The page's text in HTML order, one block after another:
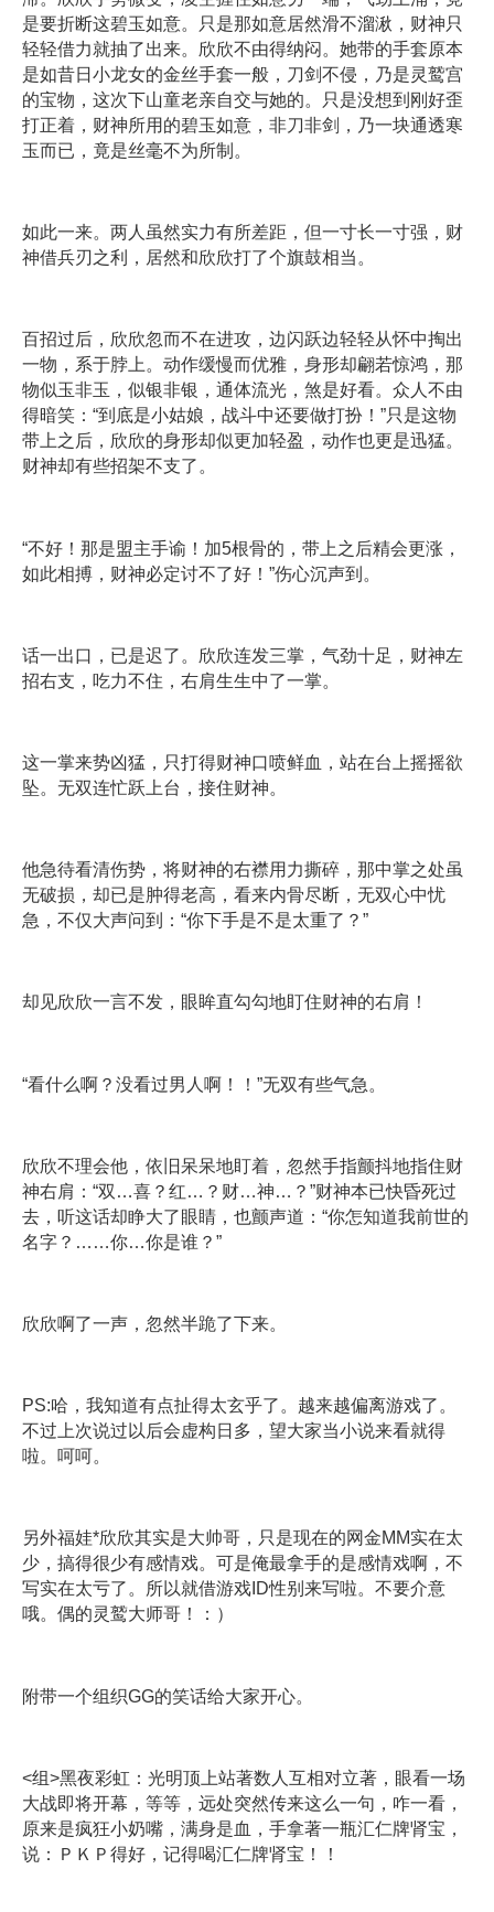
是要折断这碧玉如意。只是那如意居然滑不溜湫，财神只
轻轻借力就抽了出来。欣欣不由得纳闷。她带的手套原本
是如昔日小龙女的金丝手套一般，刀剑不侵，乃是灵鹫宫
的宝物，这次下山童老亲自交与她的。只是没想到刚好歪
打正着，财神所用的碧玉如意，非刀非剑，乃一块通透寒
玉而已，竟是丝毫不为所制。
如此一来。两人虽然实力有所差距，但一寸长一寸强，财
神借兵刃之利，居然和欣欣打了个旗鼓相当。
百招过后，欣欣忽而不在进攻，边闪跃边轻轻从怀中掏出
一物，系于脖上。动作缓慢而优雅，身形却翩若惊鸿，那
物似玉非玉，似银非银，通体流光，煞是好看。众人不由
得暗笑：“到底是小姑娘，战斗中还要做打扮！”只是这物
带上之后，欣欣的身形却似更加轻盈，动作也更是迅猛。
财神却有些招架不支了。
“不好！那是盟主手谕！加5根骨的，带上之后精会更涨，
如此相搏，财神必定讨不了好！”伤心沉声到。
话一出口，已是迟了。欣欣连发三掌，气劲十足，财神左
招右支，吃力不住，右肩生生中了一掌。
这一掌来势凶猛，只打得财神口喷鲜血，站在台上摇摇欲
坠。无双连忙跃上台，接住财神。
他急待看清伤势，将财神的右襟用力撕碎，那中掌之处虽
无破损，却已是肿得老高，看来内骨尽断，无双心中忧
急，不仅大声问到：“你下手是不是太重了？”
却见欣欣一言不发，眼眸直勾勾地盯住财神的右肩！
“看什么啊？没看过男人啊！！”无双有些气急。
欣欣不理会他，依旧呆呆地盯着，忽然手指颤抖地指住财
神右肩：“双…喜？红…？财…神…？”财神本已快昏死过
去，听这话却睁大了眼睛，也颤声道：“你怎知道我前世的
名字？……你…你是谁？”
欣欣啊了一声，忽然半跪了下来。
PS:哈，我知道有点扯得太玄乎了。越来越偏离游戏了。
不过上次说过以后会虚构日多，望大家当小说来看就得
啦。呵呵。
另外福娃*欣欣其实是大帅哥，只是现在的网金MM实在太
少，搞得很少有感情戏。可是俺最拿手的是感情戏啊，不
写实在太亏了。所以就借游戏ID性别来写啦。不要介意
哦。偶的灵鹫大师哥！：）
附带一个组织GG的笑话给大家开心。
<组>黑夜彩虹：光明顶上站著数人互相对立著，眼看一场
大战即将开幕，等等，远处突然传来这么一句，咋一看，
原来是疯狂小奶嘴，满身是血，手拿著一瓶汇仁牌肾宝，
说：ＰＫＰ得好，记得喝汇仁牌肾宝！！